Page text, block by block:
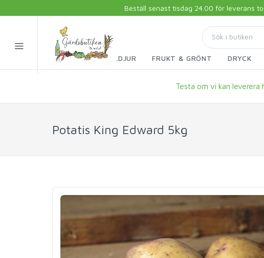
Beställ senast tisdag 24.00 för leverans
FISK & SKALDJUR FRUKT & GRÖNT DRYCK
Testa om vi kan leverera
Potatis King Edward 5kg